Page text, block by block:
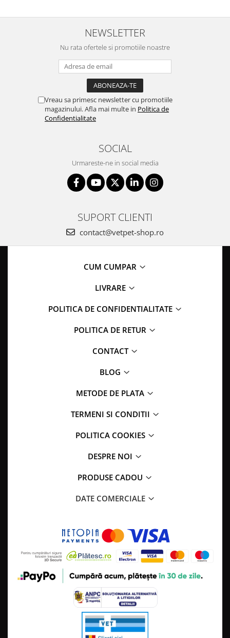
NEWSLETTER
Nu rata ofertele si promotiile noastre
Vreau sa primesc newsletter cu promotiile
magazinului. Afla mai multe in Politica de
Confidentialitate
SOCIAL
Urmareste-ne in social media
SUPORT CLIENTI
contact@vetpet-shop.ro
CUM CUMPAR
LIVRARE
POLITICA DE CONFIDENTIALITATE
POLITICA DE RETUR
CONTACT
BLOG
METODE DE PLATA
TERMENI SI CONDITII
POLITICA COOKIES
DESPRE NOI
PRODUSE CADOU
DATE COMERCIALE